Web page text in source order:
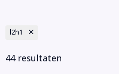
l2h1
44 resultaten